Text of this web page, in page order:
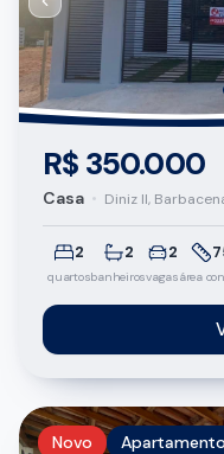
R$ 350.000
Casa • Diniz II,
2
quartos
2
banheiros
2
vagasárea
Novo Apartamento